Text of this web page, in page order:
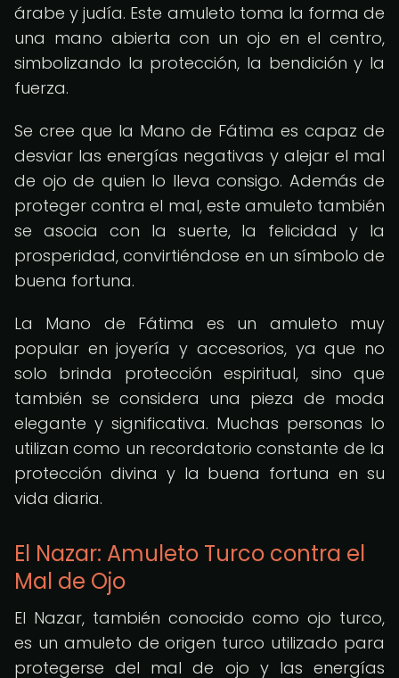
árabe y judía. Este amuleto toma la forma de
una mano abierta con un ojo en el centro,
simbolizando la protección, la bendición y la
fuerza.
Se cree que la Mano de Fátima es capaz de
desviar las energías negativas y alejar el mal
de ojo de quien lo lleva consigo. Además de
proteger contra el mal, este amuleto también
se asocia con la suerte, la felicidad y la
prosperidad, convirtiéndose en un símbolo de
buena fortuna.
La Mano de Fátima es un amuleto muy
popular en joyería y accesorios, ya que no
solo brinda protección espiritual, sino que
también se considera una pieza de moda
elegante y significativa. Muchas personas lo
utilizan como un recordatorio constante de la
protección divina y la buena fortuna en su
vida diaria.
El Nazar: Amuleto Turco contra el
Mal de Ojo
El Nazar, también conocido como ojo turco,
es un amuleto de origen turco utilizado para
protegerse del mal de ojo y las energías